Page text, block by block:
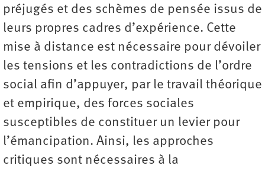
préjugés et des schèmes de pensée issus de
leurs propres cadres d’expérience. Cette
mise à distance est nécessaire pour dévoiler
les tensions et les contradictions de l’ordre
social afin d’appuyer, par le travail théorique
et empirique, des forces sociales
susceptibles de constituer un levier pour
l’émancipation. Ainsi, les approches
critiques sont nécessaires à la